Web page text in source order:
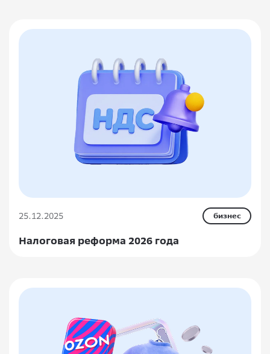
25.12.2025 бизнес
Налоговая реформа 2026 года